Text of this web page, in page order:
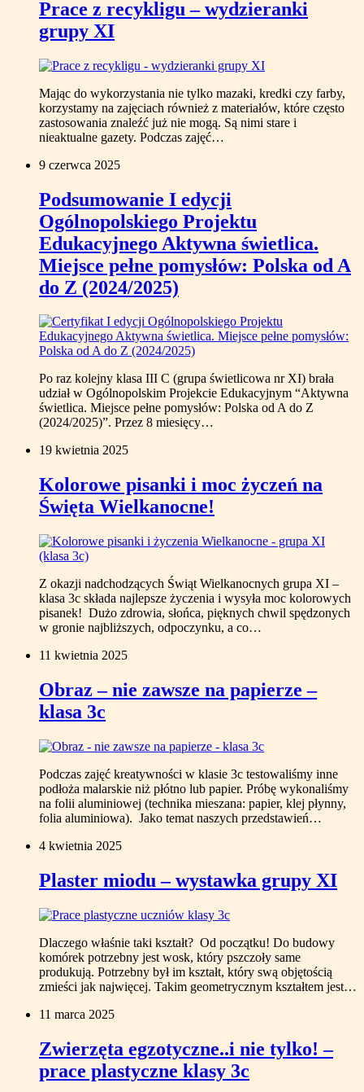
Prace z recykligu – wydzieranki
grupy XI
Mając do wykorzystania nie tylko mazaki, kredki czy farby,
korzystamy na zajęciach również z materiałów, które często
zastosowania znaleźć już nie mogą. Są nimi stare i
nieaktualne gazety. Podczas zajęć…
9 czerwca 2025
Podsumowanie I edycji
Ogólnopolskiego Projektu
Edukacyjnego Aktywna świetlica.
Miejsce pełne pomysłów: Polska od A
do Z (2024/2025)
Po raz kolejny klasa III C (grupa świetlicowa nr XI) brała
udział w Ogólnopolskim Projekcie Edukacyjnym “Aktywna
świetlica. Miejsce pełne pomysłów: Polska od A do Z
(2024/2025)”. Przez 8 miesięcy…
19 kwietnia 2025
Kolorowe pisanki i moc życzeń na
Święta Wielkanocne!
Z okazji nadchodzących Świąt Wielkanocnych grupa XI –
klasa 3c składa najlepsze życzenia i wysyła moc kolorowych
pisanek! Dużo zdrowia, słońca, pięknych chwil spędzonych
w gronie najbliższych, odpoczynku, a co…
11 kwietnia 2025
Obraz – nie zawsze na papierze –
klasa 3c
Podczas zajęć kreatywności w klasie 3c testowaliśmy inne
podłoża malarskie niż płótno lub papier. Próbę wykonaliśmy
na folii aluminiowej (technika mieszana: papier, klej płynny,
folia aluminiowa). Jako temat naszych przedstawień…
4 kwietnia 2025
Plaster miodu – wystawka grupy XI
Dlaczego właśnie taki kształt? Od początku! Do budowy
komórek potrzebny jest wosk, który pszczoły same
produkują. Potrzebny był im kształt, który swą objętością
zmieści jak najwięcej. Takim geometrycznym kształtem jest…
11 marca 2025
Zwierzęta egzotyczne..i nie tylko! –
prace plastyczne klasy 3c